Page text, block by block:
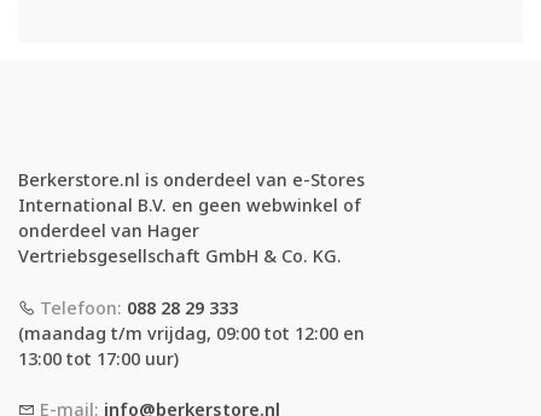
Berkerstore.nl is onderdeel van e-Stores
International B.V. en geen webwinkel of
onderdeel van Hager
Vertriebsgesellschaft GmbH & Co. KG.
Telefoon: 088 28 29 333
(maandag t/m vrijdag, 09:00 tot 12:00 en
13:00 tot 17:00 uur)
E-mail: info@berkerstore.nl